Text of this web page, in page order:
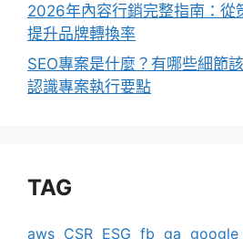
2026年內容行銷完整指南：從
提升品牌轉換率
SEO專案是什麼？有哪些細節
認識專案執行要點
TAG
aws CSR ESG fb ga google